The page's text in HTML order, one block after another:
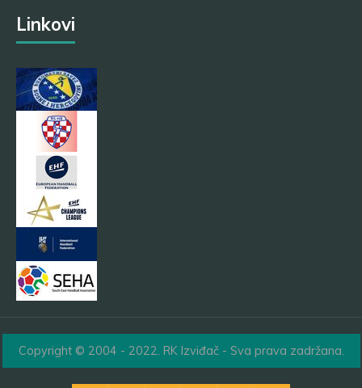
Linkovi
Copyright © 2004 - 2022. RK Izviđač - Sva prava zadržana.